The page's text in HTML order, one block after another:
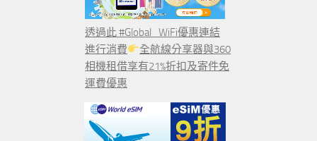
透過此 #Global_WiFi優惠連結
進行消費
全航線分享器與360
相機租借享有21%折扣及寄件免
運費優惠